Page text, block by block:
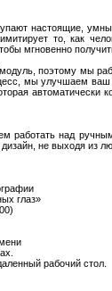
настоящие,
то, как
мгновенно
поэтому мы
мы улучшаем
автоматически
работать над
не выходя из
глаз»
рабочий стол.